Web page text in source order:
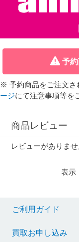
予
※ 予約商品をご注文さ
ージにて注意事項等を
商品レビュー
レビューがありま
表示
ご利用ガイド
買取お申し込み